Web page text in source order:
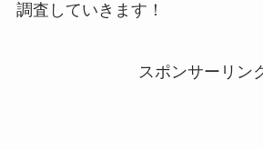
調査していきます！
スポンサーリン